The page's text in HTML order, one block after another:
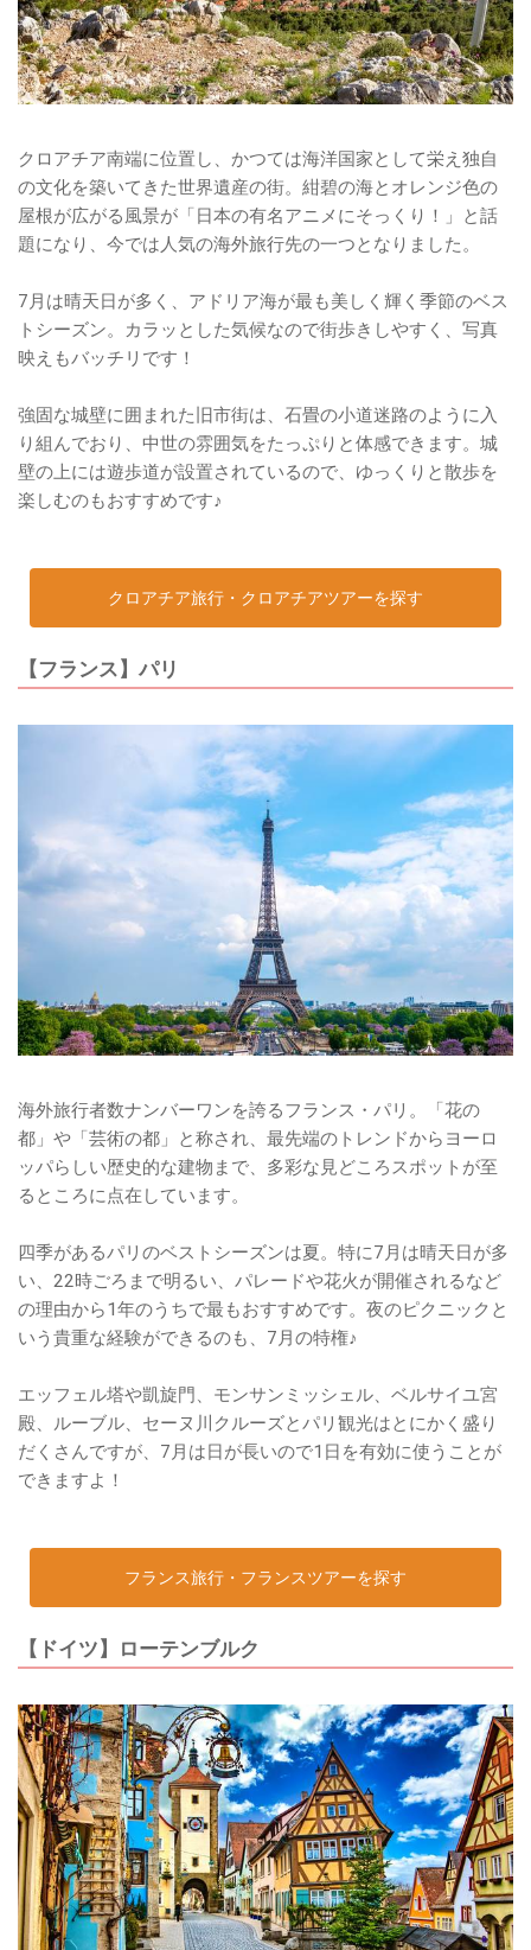
クロアチア南端に位置し、かつては海洋国家として栄え独自
の文化を築いてきた世界遺産の街。紺碧の海とオレンジ色の
屋根が広がる風景が「日本の有名アニメにそっくり！」と話
題になり、今では人気の海外旅行先の一つとなりました。
7月は晴天日が多く、アドリア海が最も美しく輝く季節のベス
トシーズン。カラッとした気候なので街歩きしやすく、写真
映えもバッチリです！
強固な城壁に囲まれた旧市街は、石畳の小道迷路のように入
り組んでおり、中世の雰囲気をたっぷりと体感できます。城
壁の上には遊歩道が設置されているので、ゆっくりと散歩を
楽しむのもおすすめです♪
クロアチア旅行・クロアチアツアーを探す
【フランス】パリ
海外旅行者数ナンバーワンを誇るフランス・パリ。「花の
都」や「芸術の都」と称され、最先端のトレンドからヨーロ
ッパらしい歴史的な建物まで、多彩な見どころスポットが至
るところに点在しています。
四季があるパリのベストシーズンは夏。特に7月は晴天日が多
い、22時ごろまで明るい、パレードや花火が開催されるなど
の理由から1年のうちで最もおすすめです。夜のピクニックと
いう貴重な経験ができるのも、7月の特権♪
エッフェル塔や凱旋門、モンサンミッシェル、ベルサイユ宮
殿、ルーブル、セーヌ川クルーズとパリ観光はとにかく盛り
だくさんですが、7月は日が長いので1日を有効に使うことが
できますよ！
フランス旅行・フランスツアーを探す
【ドイツ】ローテンブルク